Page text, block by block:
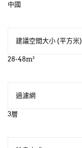
中國
建議空間大小 (平方米)
28-48m²
過濾網
3層